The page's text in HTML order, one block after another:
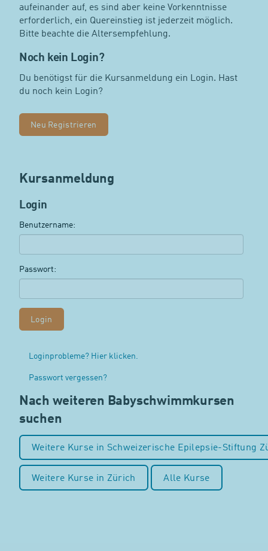
aufeinander auf, es sind aber keine Vorkenntnisse
erforderlich, ein Quereinstieg ist jederzeit möglich.
Bitte beachte die Altersempfehlung.
Noch kein Login?
Du benötigst für die Kursanmeldung ein Login. Hast
du noch kein Login?
Neu Registrieren
Kursanmeldung
Login
Benutzername:
Passwort:
Loginprobleme? Hier klicken.
Passwort vergessen?
Nach weiteren Babyschwimmkursen
suchen
Weitere Kurse in Schweizerische Epilepsie-Stiftung
Weitere Kurse in Zürich Alle Kurse